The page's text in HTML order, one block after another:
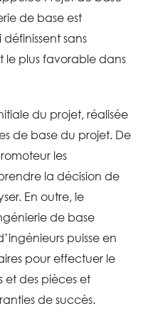
de base est
sans
le plus favorable dans
du projet, réalisée
de base du projet. De
les
la décision de
En outre, le
de base
puisse en
pour effectuer le
et des pièces et
de succès.